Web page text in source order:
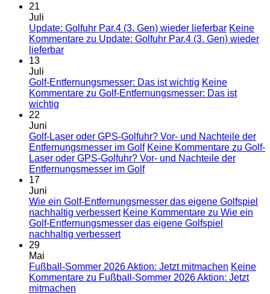
21
Juli
Update: Golfuhr Par.4 (3. Gen) wieder lieferbar Keine
Kommentare zu Update: Golfuhr Par.4 (3. Gen) wieder
lieferbar
13
Juli
Golf-Entfernungsmesser: Das ist wichtig Keine
Kommentare zu Golf-Entfernungsmesser: Das ist
wichtig
22
Juni
Golf-Laser oder GPS-Golfuhr? Vor- und Nachteile der
Entfernungsmesser im Golf Keine Kommentare zu Golf-
Laser oder GPS-Golfuhr? Vor- und Nachteile der
Entfernungsmesser im Golf
17
Juni
Wie ein Golf-Entfernungsmesser das eigene Golfspiel
nachhaltig verbessert Keine Kommentare zu Wie ein
Golf-Entfernungsmesser das eigene Golfspiel
nachhaltig verbessert
29
Mai
Fußball-Sommer 2026 Aktion: Jetzt mitmachen Keine
Kommentare zu Fußball-Sommer 2026 Aktion: Jetzt
mitmachen